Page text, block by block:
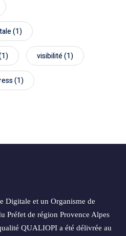
(1)
visibilité(1)
(1)
Digitale et un Organisme de
Préfet de région Provence Alpes
QUALIOPI a été délivrée au